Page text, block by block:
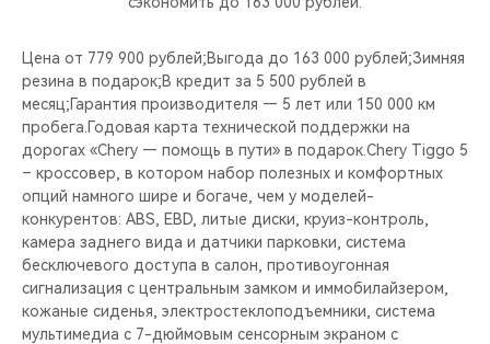
СЕДАНЫ
НОВИНКИ
CHERY CONNECT
ЛЮДИ CHERY
БЛАГОТВОРИТЕЛЬНОСТЬ
CHERY REMOTE
CHERY И СПОРТ
НАШИ МЕРОПРИЯТИЯ
Цена от 779 900 рублей;Выгода до 163 000 рублей;Зимняя
резина в подарок;В кредит за 5 500 рублей в
месяц;Гарантия производителя — 5 лет или 150 000 км
пробега.Годовая карта технической поддержки на
дорогах «Chery — помощь в пути» в подарок.Chery Tiggo 5
– кроссовер, в котором набор полезных и комфортных
опций намного шире и богаче, чем у моделей-
конкурентов: ABS, EBD, литые диски, круиз-контроль,
камера заднего вида и датчики парковки, система
бесключевого доступа в салон, противоугонная
сигнализация с центральным замком и иммобилайзером,
кожаные сиденья, электростеклоподъемники, система
мультимедиа с 7-дюймовым сенсорным экраном c